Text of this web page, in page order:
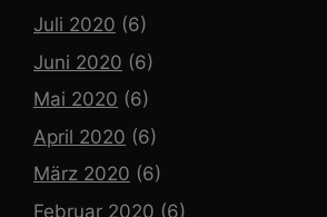
Juli 2020 (6)
Juni 2020 (6)
Mai 2020 (6)
April 2020 (6)
März 2020 (6)
Februar 2020 (6)